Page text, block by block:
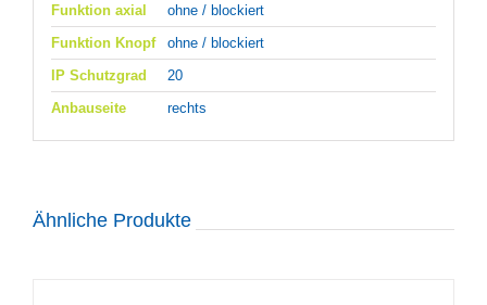
Funktion axial
ohne / blockiert
Funktion Knopf
ohne / blockiert
IP Schutzgrad
20
Anbauseite
rechts
Ähnliche Produkte